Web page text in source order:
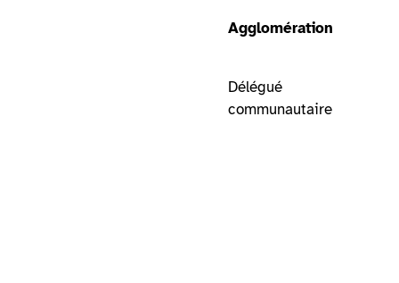
Agglomération
Délégué
communautaire